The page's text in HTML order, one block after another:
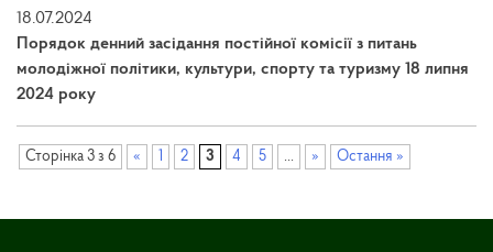
18.07.2024
Порядок денний засідання постійної комісії з питань
молодіжної політики, культури, спорту та туризму 18 липня
2024 року
Сторінка 3 з 6 « 1 2 3 4 5 ... » Остання »